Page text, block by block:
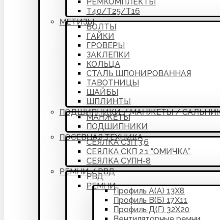
Т40/Т25/Т16
МЕТИЗЫ
БОЛТЫ
ГАЙКИ
ГРОВЕРЫ
ЗАКЛЕПКИ
КОЛЬЦА
СТАЛЬ ШПОНИРОВАННАЯ
ТАВОТНИЦЫ
ШАЙБЫ
ШПЛИНТЫ
ПОДШИПНИКИ / МАНЖЕТЫ /
МАНЖЕТЫ
ПОДШИПНИКИ
ПОСЕВНАЯ ТЕХНИКА
СЕЯЛКА СЗП 3,6
СЕЯЛКА СКП 2,1 “ОМИЧКА”
СЕЯЛКА СУПН-8
РЕМНИ / РВД
РВД
РЕМНИ
Профиль А(А) 13Х8
Профиль В(Б) 17Х11
Профиль Д(Г) 32Х20